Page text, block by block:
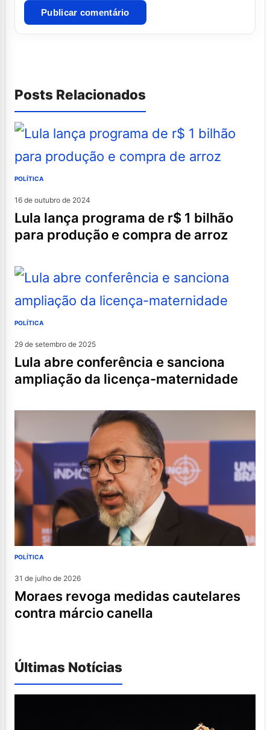
Posts Relacionados
POLÍTICA
16 de outubro de 2024
lula lança programa de r$ 1 bilhão
para produção e compra de arroz
POLÍTICA
29 de setembro de 2025
lula abre conferência e sanciona
ampliação da licença-maternidade
POLÍTICA
31 de julho de 2026
moraes revoga medidas cautelares
contra márcio canella
Últimas Notícias